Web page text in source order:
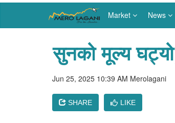
Market News
सुनको मूल्य
Jun 25, 2025 10:39 AM Merolagani
SHARE LIKE